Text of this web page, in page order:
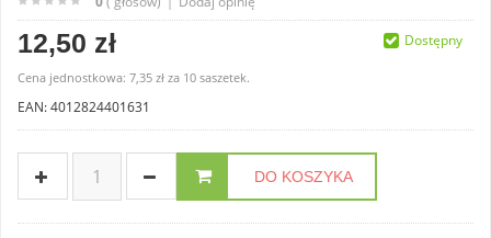
12,50 zł
Cena jednostkowa: 7,35 zł za 10 saszetek.
EAN: 4012824401631
DO KOSZYKA
Dostępny